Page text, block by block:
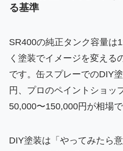
る基準
SR400の純正タンク容量は
く塗装でイメージを変える
です。缶スプレーでのDIY
円、プロのペイントショッ
50,000〜150,000円が相場で
DIY塗装は「やってみたら